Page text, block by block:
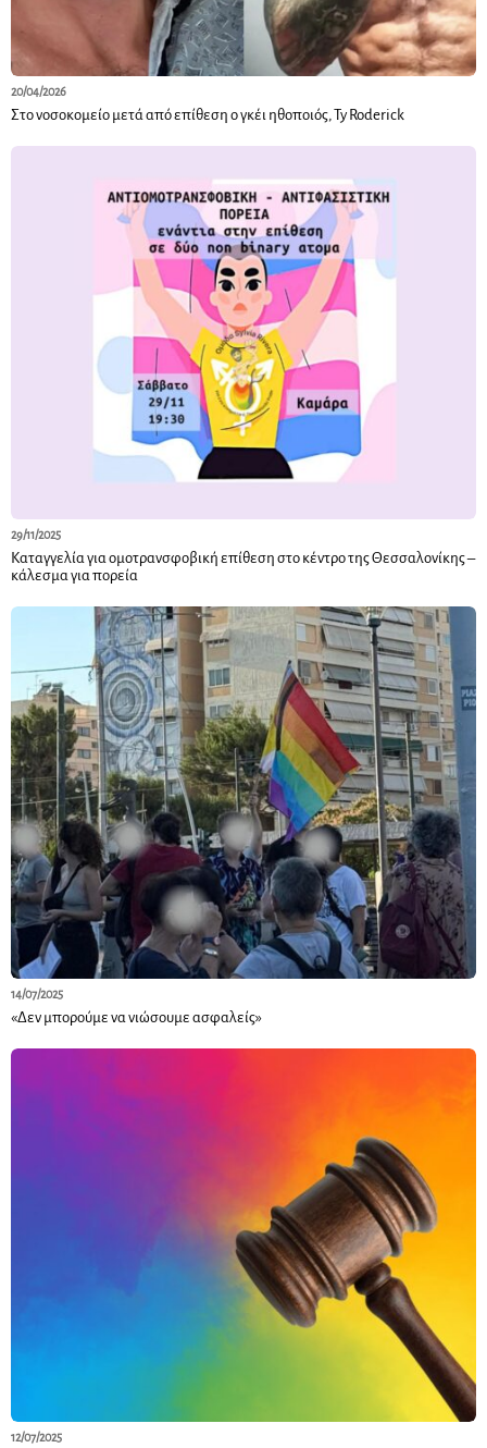
20/04/2026
Στο νοσοκομείο μετά από επίθεση ο γκέι ηθοποιός, Ty Roderick
29/11/2025
Καταγγελία για ομοτρανσφοβική επίθεση στο κέντρο της Θεσσαλονίκης –
κάλεσμα για πορεία
14/07/2025
«Δεν μπορούμε να νιώσουμε ασφαλείς»
12/07/2025